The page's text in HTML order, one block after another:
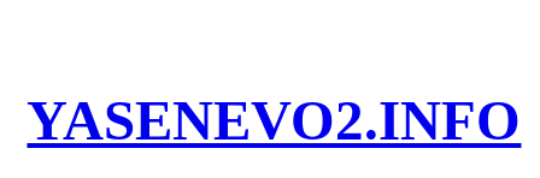
YASENEVO2.INFO